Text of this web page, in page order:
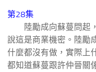
第28集
陸勵成向蘇蔓問起，
說這是商業機密。陸勵
什麼都沒有做，實際上
都知道蘇蔓跟許仲晉關